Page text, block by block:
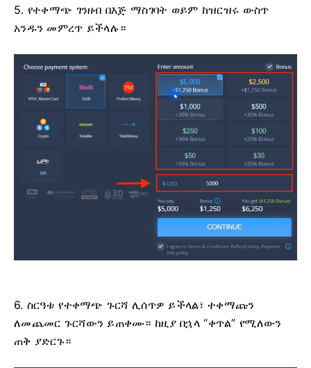
5. የተቀማጭ ገንዘብ በእጅ ማስገባት ወይም ከዝርዝሩ ውስጥ
አንዱን መምረጥ ይችላሉ።
6. ስርዓቱ የተቀማጭ ጉርሻ ሊሰጥዎ ይችላል፣ ተቀማጩን
ለመጨመር ጉርሻውን ይጠቀሙ። ከዚያ በኋላ “ቀጥል” የሚለውን
ጠቅ ያድርጉ።